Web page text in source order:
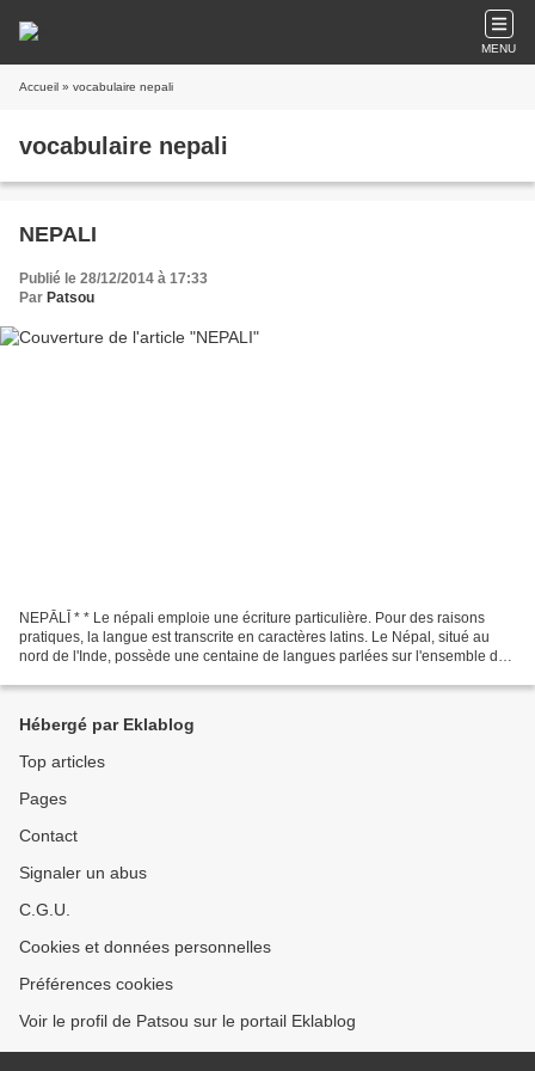
MENU
Accueil » vocabulaire nepali
vocabulaire nepali
NEPALI
Publié le 28/12/2014 à 17:33
Par Patsou
NEPĀLĪ * * Le népali emploie une écriture particulière. Pour des raisons
pratiques, la langue est transcrite en caractères latins. Le Népal, situé au
nord de l'Inde, possède une centaine de langues parlées sur l'ensemble de
Hébergé par Eklablog
Top articles
Pages
Contact
Signaler un abus
C.G.U.
Cookies et données personnelles
Préférences cookies
Voir le profil de Patsou sur le portail Eklablog